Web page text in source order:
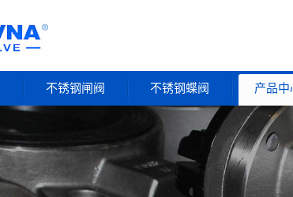
不锈钢闸阀 不锈钢蝶阀 产品中